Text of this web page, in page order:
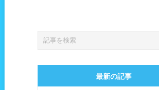
最新の記事